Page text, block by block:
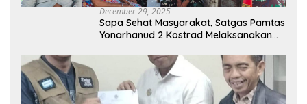
December 29, 2025
Sapa Sehat Masyarakat, Satgas Pamtas
Yonarhanud 2 Kostrad Melaksanakan